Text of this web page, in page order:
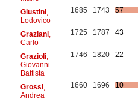
Giustini,
Lodovico
1685 1743 57
Graziani,
Carlo
1725 1787 43
Grazioli,
Giovanni
Battista
1746 1820 22
Grossi,
Andrea
1660 1696 10